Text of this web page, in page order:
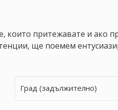
притежавате и ако
ще поемем